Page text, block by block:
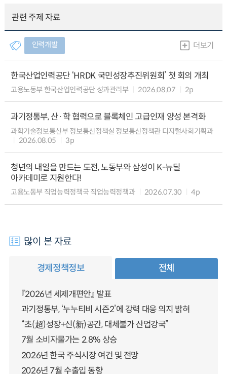
관련 주제 자료
인력개발 더보기
한국산업인력공단 ‘HRDK 국민성장추진위원회’ 첫 회의 개최
고용노동부 한국산업인력공단 성과관리부 2026.08.07 2p
과기정통부, 산·학 협력으로 블록체인 고급인재 양성 본격화
과학기술정보통신부 정보통신정책실 정보통신정책관 디지털사회기획과
2026.08.05
3p
청년의 내일을 만드는 도전, 노동부와 삼성이 K-뉴딜
아카데미로 지원한다!
고용노동부 직업능력정책국 직업능력정책과 2026.07.30 4p
많이 본 자료
경제정책정보 전체
『2026년 세제개편안』 발표
과기정통부, ‘누누티비 시즌2’에 강력 대응 의지 밝혀
“초(超)성장+신(新)공간, 대체불가 산업강국”
7월 소비자물가는 2.8% 상승
2026년 한국 주식시장 여건 및 전망
2026년 7월 수출입 동향